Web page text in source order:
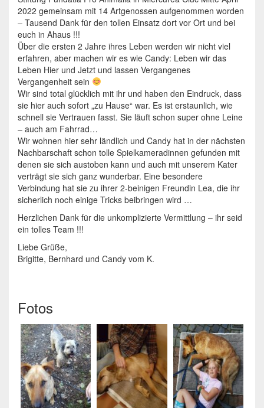
2022 gemeinsam mit 14 Artgenossen aufgenommen worden
– Tausend Dank für den tollen Einsatz dort vor Ort und bei
euch in Ahaus !!!
Über die ersten 2 Jahre ihres Leben werden wir nicht viel
erfahren, aber machen wir es wie Candy: Leben wir das
Leben Hier und Jetzt und lassen Vergangenes
Vergangenheit sein
Wir sind total glücklich mit ihr und haben den Eindruck, dass
sie hier auch sofort „zu Hause“ war. Es ist erstaunlich, wie
schnell sie Vertrauen fasst. Sie läuft schon super ohne Leine
– auch am Fahrrad…
Wir wohnen hier sehr ländlich und Candy hat in der nächsten
Nachbarschaft schon tolle Spielkameradinnen gefunden mit
denen sie sich austoben kann und auch mit unserem Kater
verträgt sie sich ganz wunderbar. Eine besondere
Verbindung hat sie zu ihrer 2-beinigen Freundin Lea, die ihr
sicherlich noch einige Tricks beibringen wird …
Herzlichen Dank für die unkomplizierte Vermittlung – ihr seid
ein tolles Team !!!
Liebe Grüße,
Brigitte, Bernhard und Candy vom K.
Fotos